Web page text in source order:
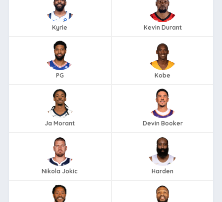
Kyrie Kevin Durant
PG Kobe
Ja Morant Devin Booker
Nikola Jokic Harden